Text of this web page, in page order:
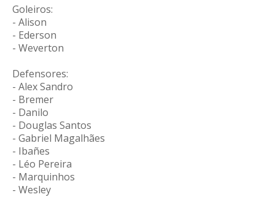
Goleiros:
- Alison
- Ederson
- Weverton
Defensores:
- Alex Sandro
- Bremer
- Danilo
- Douglas Santos
- Gabriel Magalhães
- Ibañes
- Léo Pereira
- Marquinhos
- Wesley